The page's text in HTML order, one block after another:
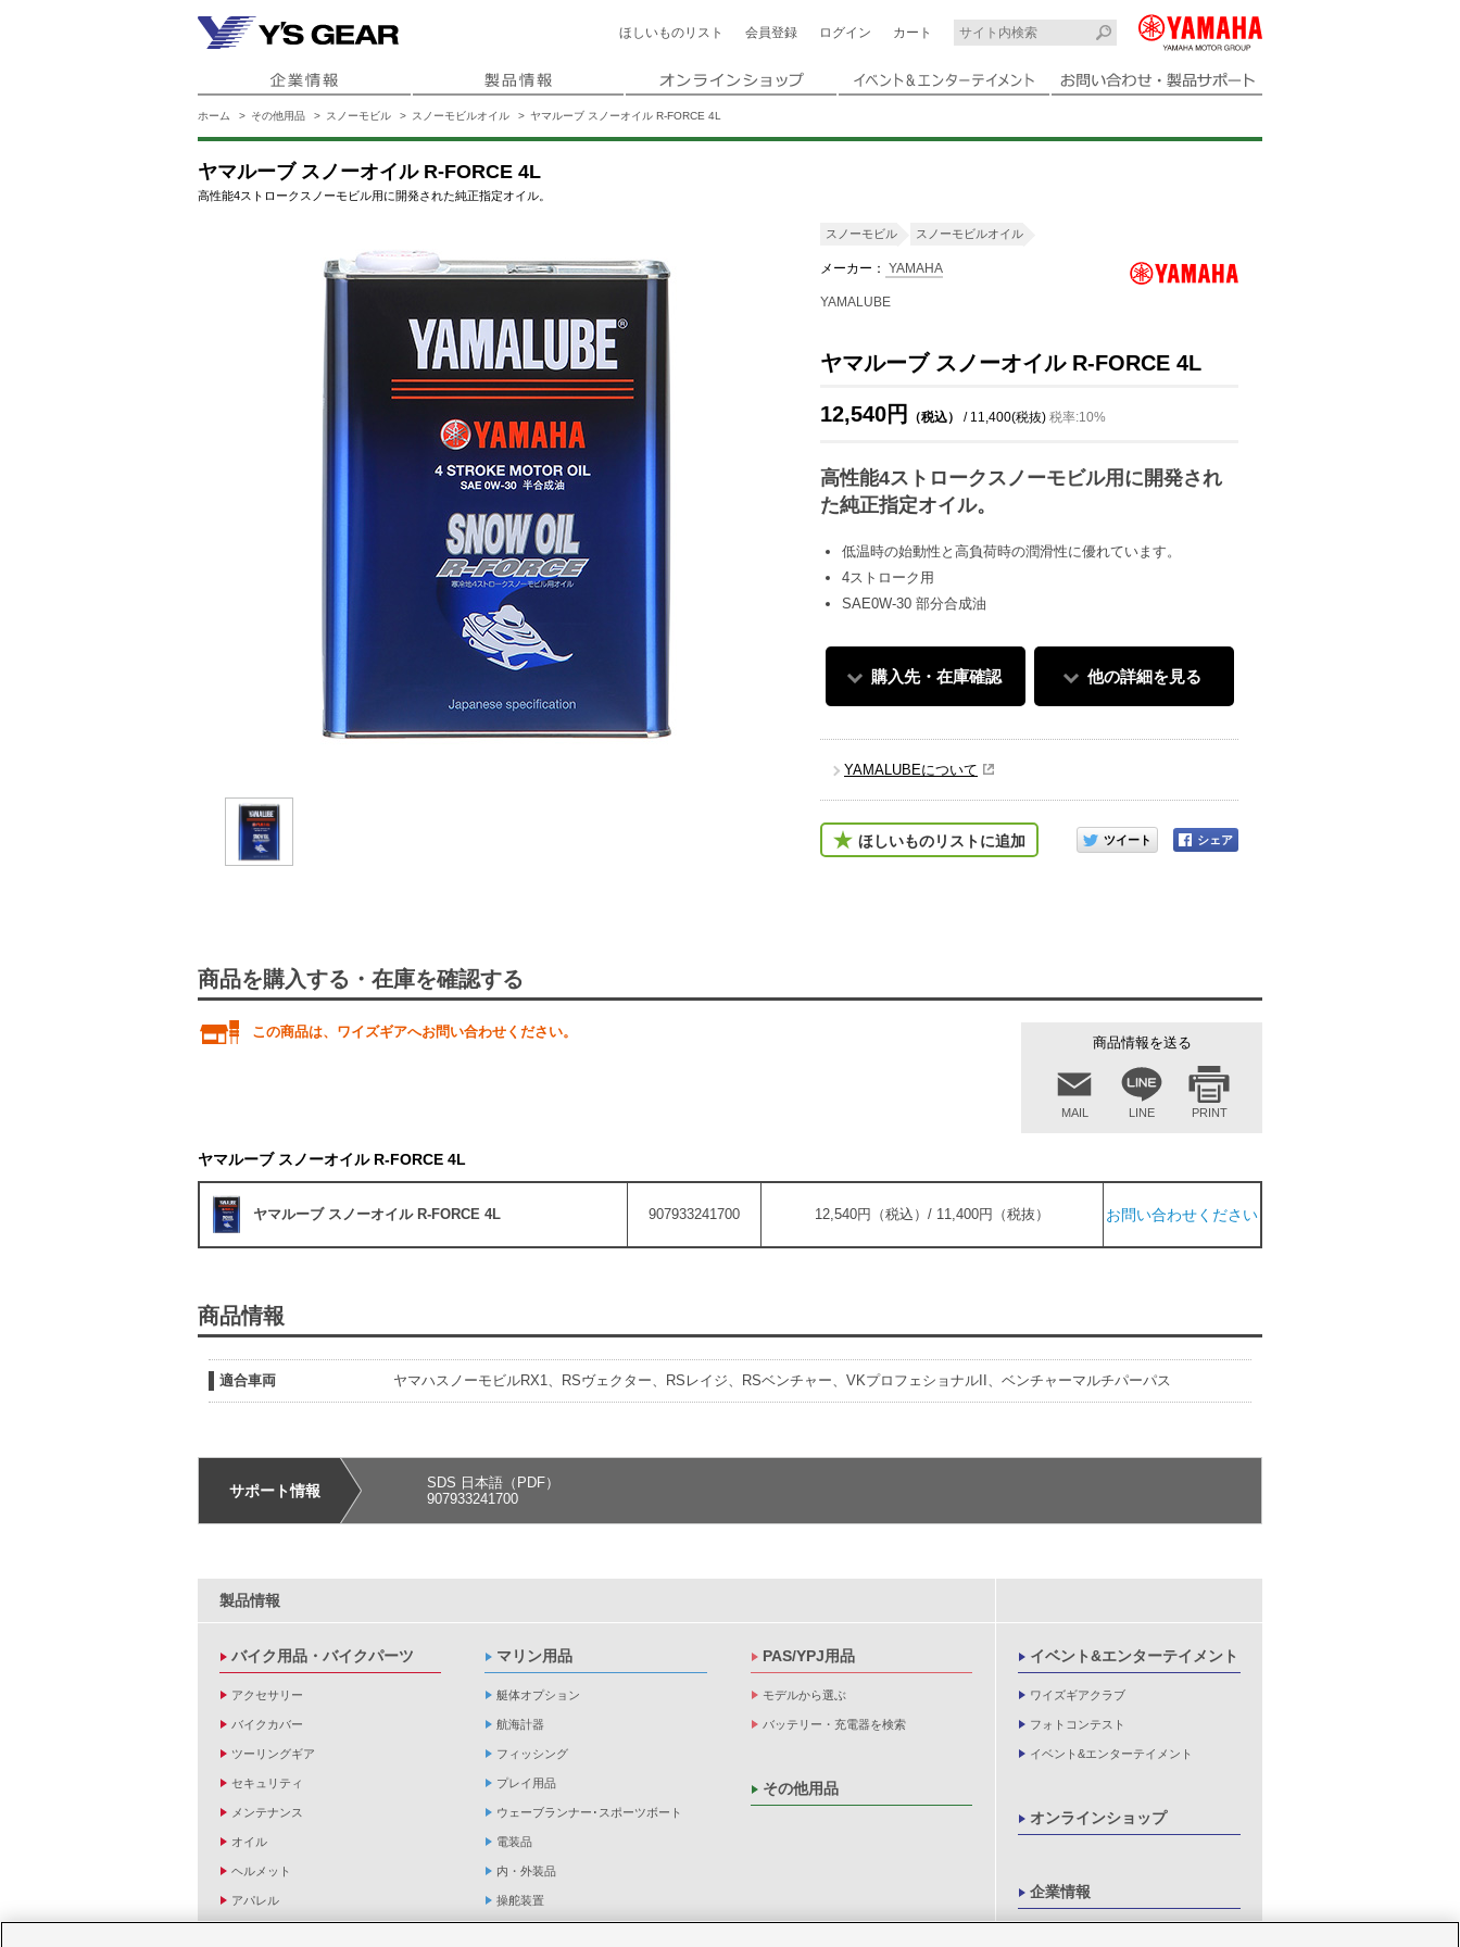
ほしいもの リスト 会員登録 ログイン カート
ホーム その他用品 スノーモビル スノーモビルオイル ヤマルーブ スノーオイル R-FORCE 4L
ヤマルーブ スノーオイル R-FORCE 4L
高性能4ストロークスノーモビル用に開発された純正指定オイル。
スノーモビル スノーモビルオイル
メーカー： YAMAHA
YAMALUBE
ヤマルーブ スノーオイル R-FORCE 4L
12,540円 （税込） / 11,400(税抜) 税率:10%
高性能4ストロークスノーモビル用に開発され
た純正指定オイル。
低温時の始動性と高負荷時の潤滑性に優れています。
4ストローク用
SAE0W-30 部分合成油
購入先・在庫確認 他の詳細を見る
YAMALUBEについて
ほしいものリストに追加
このアイテムをシェアする
商品を購入する・在庫を確認する
商品情報を送る
MAIL LINE PRINT
この商品は、ワイズギアへお問い合わせください。
ヤマルーブ スノーオイル R-FORCE 4L
ヤマルーブ スノーオイル R-FORCE 4L 907933241700 12,540円（税込）/ 11,400円（税抜） お問い合わせください
商品情報
適合車両 ヤマハスノーモビルRX1、RSヴェクター、RSレイジ、RSベンチャー、VKプロフェショナルII、ベンチャーマルチパーパス
サポート情報
SDS 日本語（PDF）
907933241700
製品情報
バイク用品・バイクパーツ
アクセサリー
バイクカバー
ツーリングギア
セキュリティ
メンテナンス
オイル
ヘルメット
アパレル
マリン用品
艇体オプション
航海計器
フィッシング
プレイ用品
ウェーブランナー･スポーツボート
電装品
内・外装品
操舵装置
PAS/YPJ用品
モデルから選ぶ
バッテリー・充電器を検索
その他用品
イベント&エンターテイメント
ワイズギアクラブ
フォトコンテスト
イベント&エンターテイメント
オンラインショップ
企業情報